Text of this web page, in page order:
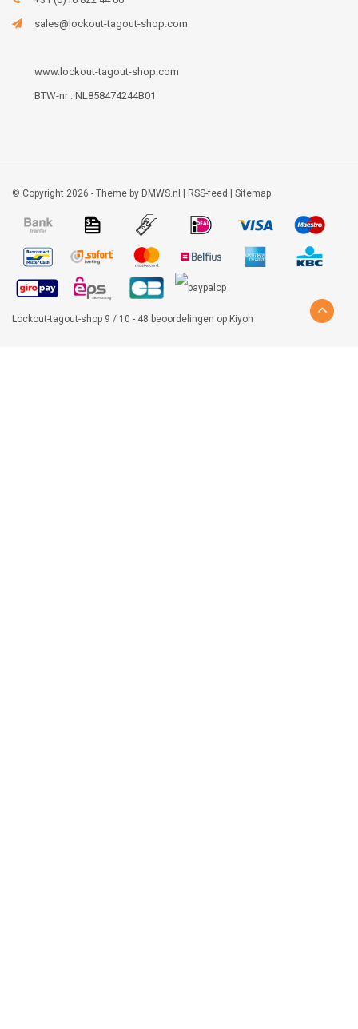
sales@lockout-tagout-shop.com
www.lockout-tagout-shop.com
BTW-nr : NL858474244B01
© Copyright 2026 - Theme by DMWS.nl RSS-feed Sitemap
Lockout-tagout-shop 9 / 10 - 48 beoordelingen op Kiyoh